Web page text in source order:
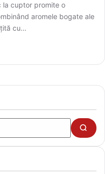
la cuptor promite o
aromele bogate ale
cu…
Cauta